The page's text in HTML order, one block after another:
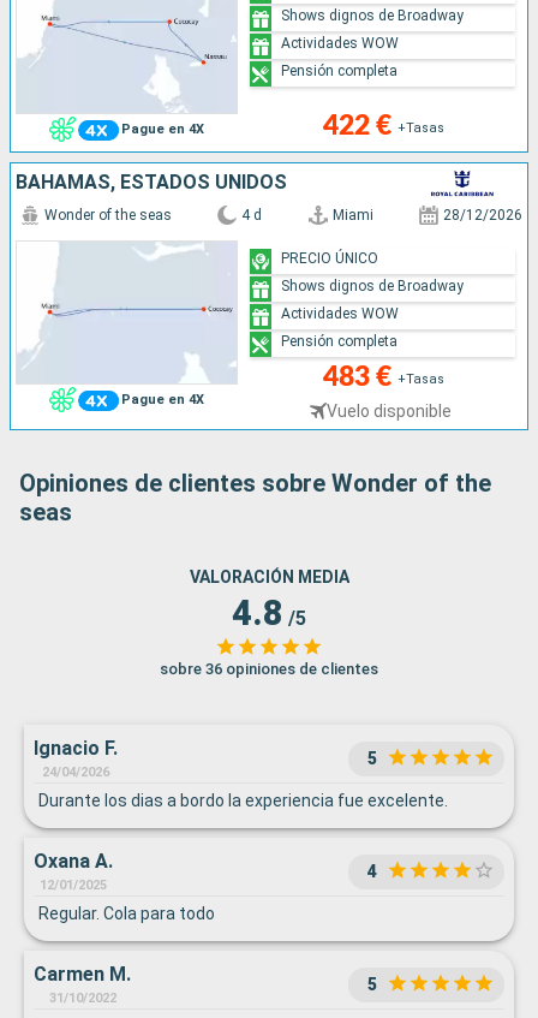
Pague en 4X 422 € +Tasas
Shows dignos de Broadway
Actividades WOW
Pensión completa
BAHAMAS, ESTADOS UNIDOS
Pague en 4X
Wonder of the seas 4 d Miami 28/12/2026
483 € +Tasas
Vuelo disponible
PRECIO ÚNICO
Shows dignos de Broadway
Actividades WOW
Pensión completa
Opiniones de clientes sobre Wonder of the
seas
VALORACIÓN MEDIA
4.8 /5
sobre 36 opiniones de clientes
Ignacio F.
24/04/2026
5
Durante los dias a bordo la experiencia fue excelente.
Oxana A.
12/01/2025
4
Regular. Cola para todo
Carmen M.
31/10/2022
5